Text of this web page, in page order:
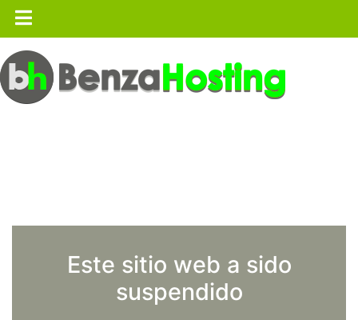
Este sitio web a sido
suspendido